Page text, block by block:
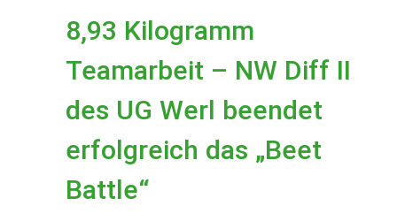
8,93 Kilogramm
Teamarbeit – NW Diff II
des UG Werl beendet
erfolgreich das „Beet
Battle“